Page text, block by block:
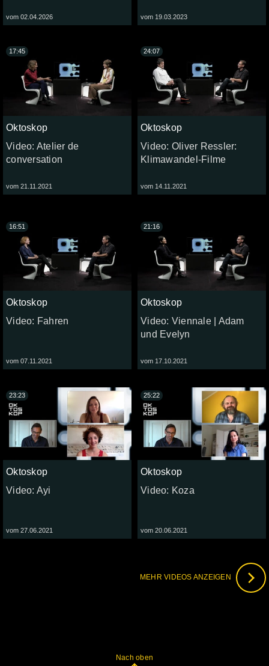
vom 02.04.2026 vom 19.03.2023
Oktoskop
Video: Atelier de
conversation
vom 21.11.2021
17:45
Oktoskop
Video: Oliver Ressler:
Klimawandel-Filme
vom 14.11.2021
24:07
Oktoskop
Video: Fahren
vom 07.11.2021
16:51
Oktoskop
Video: Viennale | Adam
und Evelyn
vom 17.10.2021
21:16
Oktoskop
Video: Ayi
vom 27.06.2021
23:23
Oktoskop
Video: Koza
vom 20.06.2021
25:22
MEHR VIDEOS ANZEIGEN
Nach oben